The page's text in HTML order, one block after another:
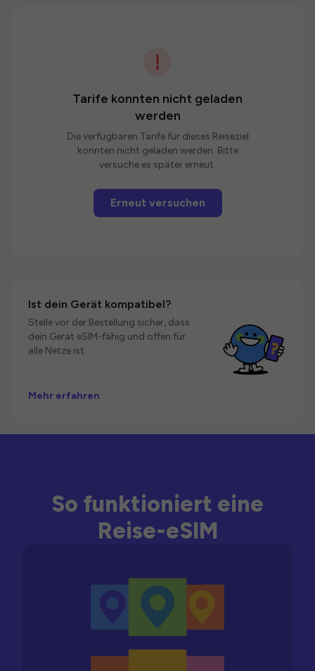
Tarife konnten nicht geladen
werden
Die verfügbaren Tarife für dieses Reiseziel
konnten nicht geladen werden. Bitte
versuche es später erneut.
Erneut versuchen
Ist dein Gerät kompatibel?
Stelle vor der Bestellung sicher, dass
dein Gerät eSIM-fähig und offen für
alle Netze ist.
Mehr erfahren
So funktioniert eine
Reise-eSIM